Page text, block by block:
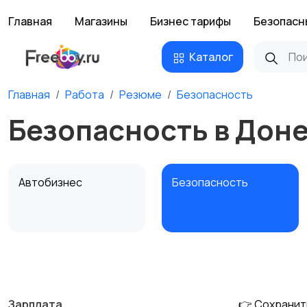
Главная Магазины Бизнес тарифы
Каталог
Главная Работа Резюме Безопасность
Безопасность в
Автобизнес Безопасность